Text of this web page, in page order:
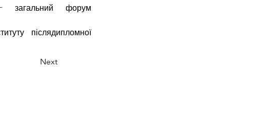
форум
післядипломної
Next